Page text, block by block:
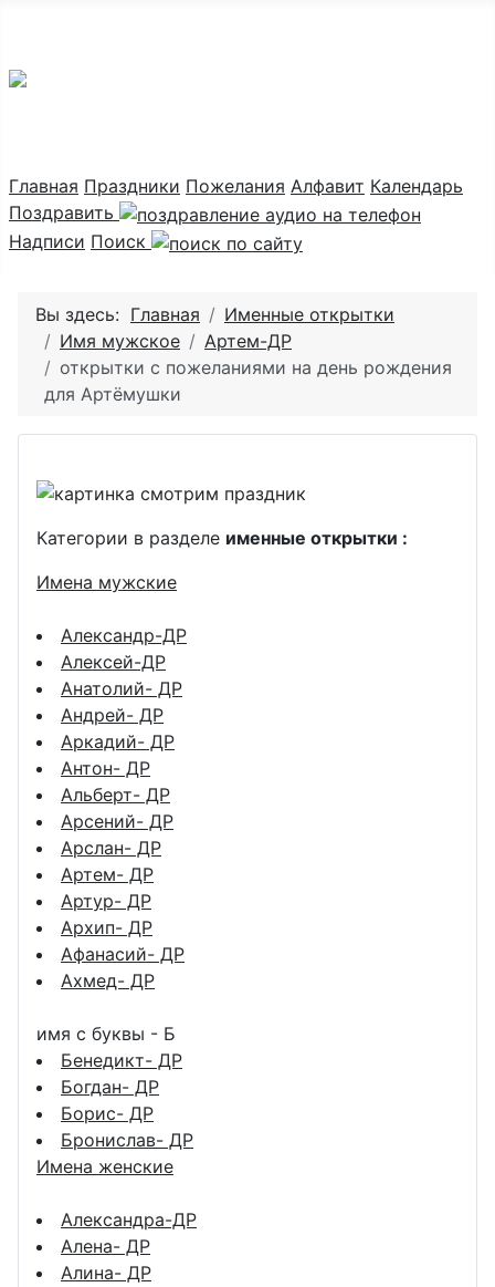
Главная Праздники Пожелания Алфавит Календарь
Поздравить
Надписи Поиск
Вы здесь: Главная
Именные открытки
Имя мужское
Артем-ДР
открытки с пожеланиями на день рождения
для Артёмушки
Категории в разделе именные открытки :
Имена мужские
Александр-ДР
Алексей-ДР
Анатолий- ДР
Андрей- ДР
Аркадий- ДР
Антон- ДР
Альберт- ДР
Арсений- ДР
Арслан- ДР
Артем- ДР
Артур- ДР
Архип- ДР
Афанасий- ДР
Ахмед- ДР
имя с буквы - Б
Бенедикт- ДР
Богдан- ДР
Борис- ДР
Бронислав- ДР
Имена женские
Александра-ДР
Алена- ДР
Алина- ДР